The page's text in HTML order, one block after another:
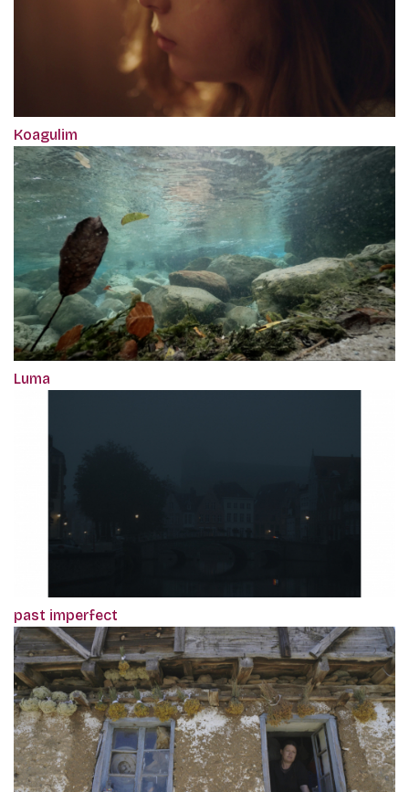
Koagulim
Luma
past imperfect